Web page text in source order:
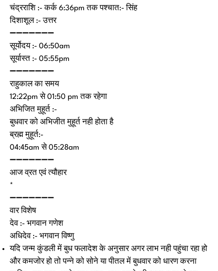
चंद्रराशि :- कर्क 6:36pm तक पश्चात:- सिंह
दिशाशूल :- उत्तर
➖➖➖➖➖➖➖
सूर्योदय :- 06:50am
सूर्यास्त :- 05:55pm
➖➖➖➖➖➖➖
राहुकाल का समय
12:22pm से 01:50 pm तक रहेगा
अभिजित मुहूर्त :-
बुधवार को अभिजीत मुहूर्त नही होता है
ब्रह्म मुहूर्त:-
04:45am से 05:28am
➖➖➖➖➖➖➖
आज व्रत एवं त्यौहार
*
➖➖➖➖➖➖➖
वार विशेष
देव :- भगवान गणेश
अधिदेव :- भगवान विष्णु
यदि जन्म कुंडली में बुध फलादेश के अनुसार अगर लाभ नही पहुंचा रहा हो
और कमजोर हो तो पन्ने को सोने या पीतल में बुधवार को धारण करना